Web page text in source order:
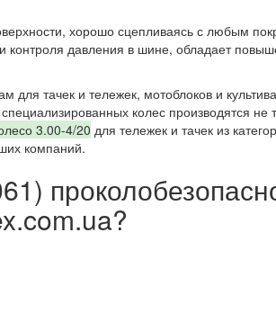
хорошо сцепливаясь с любым
давления в шине, обладает
для тачек и тележек, мотоблоков и
колес производятся не
3.00-4/20 для тележек и тачек из
компаний.